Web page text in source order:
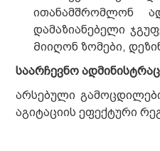
ითანამშრომლონ
დამაზიანებელი
Მიიღონ ზომები,
საარჩევნო
არსებული
აგიტაციის ეფექტური